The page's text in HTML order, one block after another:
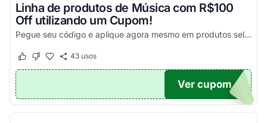
Linha de produtos de Música com R$100
Off utilizando um Cupom!
Pegue seu código e aplique agora mesmo em produtos selecionados para garantir seus descontos!
Este cupom funcionou
Este cupom não funcionou
43usos
100
Ver cupom